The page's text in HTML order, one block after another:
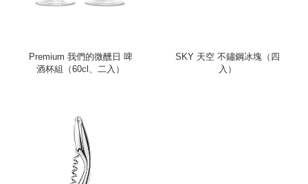
Premium 我們的微醺日 啤
酒杯組（60cl、二入）
SKY 天空 不鏽鋼冰塊（四
入）